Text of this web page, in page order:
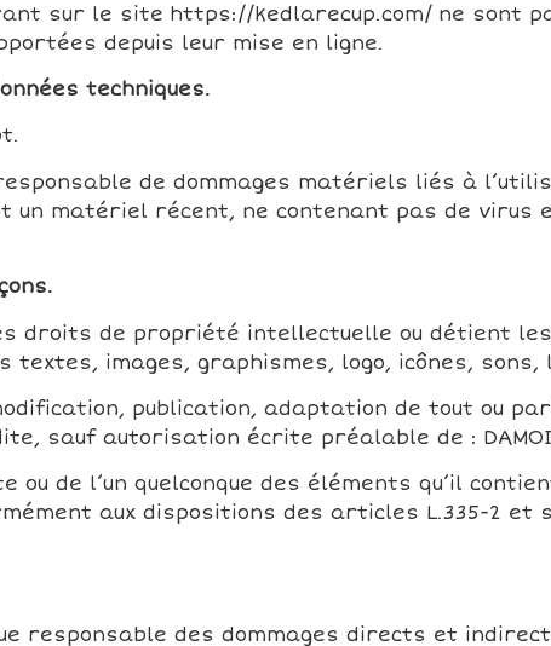
sur le site https://kedlarecup.com/ ne sont
depuis leur mise en ligne.
techniques.
de dommages matériels liés à
un matériel récent, ne contenant pas de virus
droits de propriété intellectuelle ou détient
images, graphismes, logo, icônes, sons,
publication, adaptation de tout ou
sauf autorisation écrite préalable de :
ou de l’un quelconque des éléments qu’il
aux dispositions des articles L.335-2 et
responsable des dommages directs et